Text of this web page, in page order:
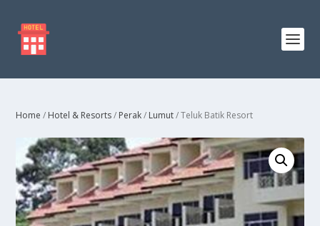
Home / Hotel & Resorts/ Perak/ Lumut/ Teluk Batik Resort